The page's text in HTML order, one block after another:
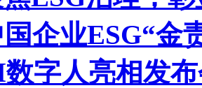
国企业ESG“金
字人亮相发